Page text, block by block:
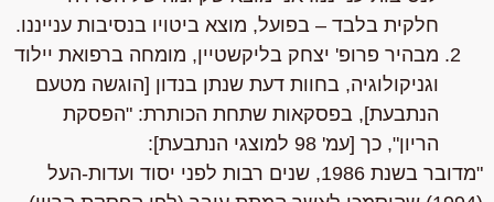
חלקית בלבד – בפועל, מוצא ביטויו בנסיבות ענייננו.
מבהיר פרופ' יצחק בליקשטיין, מומחה ברפואת יילוד
וגניקולוגיה, בחוות דעת שנתן בנדון [הוגשה מטעם
הנתבעת], בפסקאות שתחת הכותרת: "הפסקת
הריון", כך [עמ' 98 למוצגי הנתבעת]:
"מדובר בשנת 1986, שנים רבות לפני יסוד ועדות-העל